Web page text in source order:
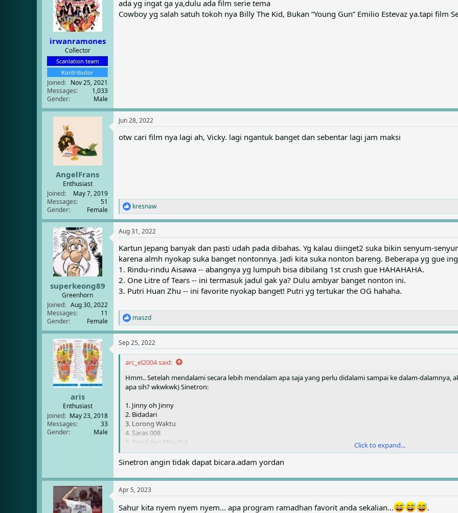
i
o
irwanramones
Collector
Scanlation team
Kontributor
Joined
Nov 25, 2021
Messages
1,033
Gender
Male
ada yg ingat ga ya,dulu ada film serie tema
Cowboy yg salah satuh tokoh nya Billy The Kid, Bukan “Young Gun” Emilio Estevaz ya.tapi film
AngelFrans
Enthusiast
Joined
May 7, 2019
Messages
51
Gender
Female
Jun 28, 2022
otw cari film nya lagi ah, Vicky. lagi ngantuk banget dan sebentar lagi jam maksi
R
e
c
i
o
s
:
kresnaw
superkeong89
Greenhorn
Joined
Aug 30, 2022
Messages
11
Gender
Female
Aug 31, 2022
Kartun Jepang banyak dan pasti udah pada dibahas. Yg kalau diinget2 suka bikin senyum-
karena almh nyokap suka banget nontonnya. Jadi kita suka nonton bareng. Beberapa yg gue
1. Rindu-rindu Aisawa -- abangnya yg lumpuh bisa dibilang 1st crush gue HAHAHAHA.
2. One Litre of Tears -- ini termasuk jadul gak ya? Dulu ambyar banget nonton ini.
3. Putri Huan Zhu -- ini favorite nyokap banget! Putri yg tertukar the OG hahaha.
R
e
c
t
maszd
aris
Enthusiast
Joined
May 23, 2018
Messages
33
Gender
Male
Sep 25, 2022
arc_el2004 said:
Hmm.. Setelah mendalami secara lebih mendalam apa saja yang perlu didalami sampai ke dalam-dalamnya,
apa sih? wkwkwk) Sinetron:
1. Jinny oh Jinny
2. Bidadari
3. Lorong Waktu
4. Saras 008
5. Tuyul dan Mba Yul
6. Putri Duyung
7. Gerhana
8. Si Manis Jembatan Ancol
9. Si Yoyo
10. Panji Manusia Millenium
11. Jin dan Jun
12. Wiro Sableng
Click to expand...
Sinetron angin tidak dapat bicara.adam yordan
Apr 5, 2023
Sahur kita nyem nyem nyem... apa program ramadhan favorit anda sekalian... .